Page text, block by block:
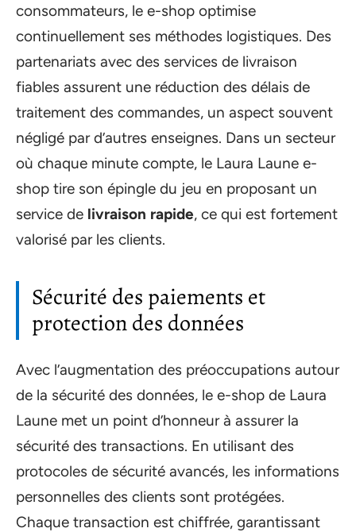
consommateurs, le e-shop optimise
continuellement ses méthodes logistiques. Des
partenariats avec des services de livraison
fiables assurent une réduction des délais de
traitement des commandes, un aspect souvent
négligé par d’autres enseignes. Dans un secteur
où chaque minute compte, le Laura Laune e-
shop tire son épingle du jeu en proposant un
service de livraison rapide, ce qui est fortement
valorisé par les clients.
Sécurité des paiements et
protection des données
Avec l’augmentation des préoccupations autour
de la sécurité des données, le e-shop de Laura
Laune met un point d’honneur à assurer la
sécurité des transactions. En utilisant des
protocoles de sécurité avancés, les informations
personnelles des clients sont protégées.
Chaque transaction est chiffrée, garantissant